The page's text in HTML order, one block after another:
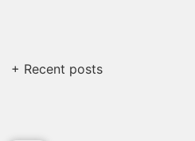
+ Recent posts